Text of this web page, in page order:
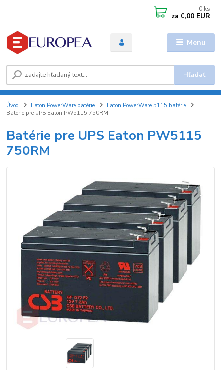
Menu
Hľadať
0 ks
za 0,00 EUR
Úvod Eaton PowerWare batérie
Eaton PowerWare 5115 batérie
Batérie pre UPS Eaton PW5115 750RM
Batérie pre UPS Eaton PW5115
750RM